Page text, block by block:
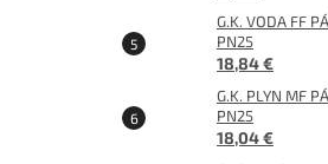
G.K. VODA FF
PN25
18,84 €
G.K. PLYN MF
PN25
18,04 €